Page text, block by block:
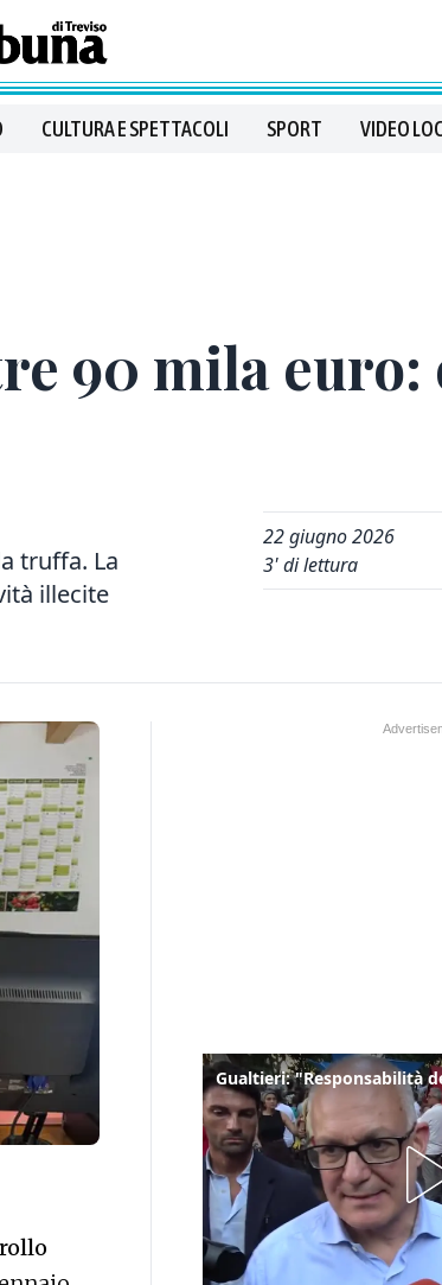
CULTURA E SPETTACOLI SPORT VIDEO
90 mila euro:
truffa. La
illecite
22 giugno 2026
3' di lettura